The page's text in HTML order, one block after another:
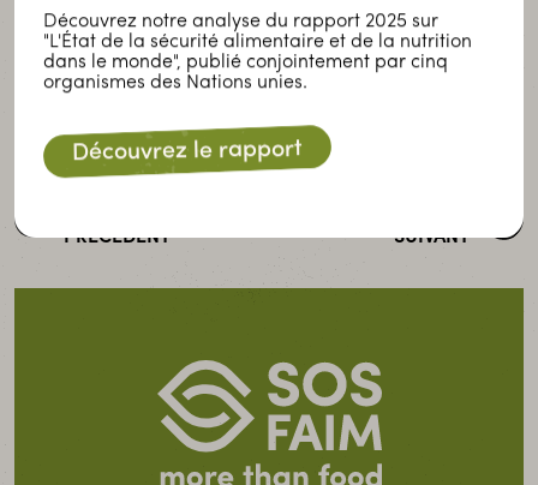
Soutien à la mise en place de nouvelles RSF.
Appui à la mise en place d’un système bancaire
mobile opérationnel.
PRÉCÉDENT
SUIVANT
Découvrez notre analyse du rapport 2025 sur
"L'État de la sécurité alimentaire et de la nutrition
dans le monde", publié conjointement par cinq
organismes des Nations unies.
Découvrez le rapport